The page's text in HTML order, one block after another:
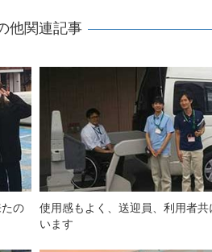
他関連記事
の
使用感もよく、送迎員、利用者共
います